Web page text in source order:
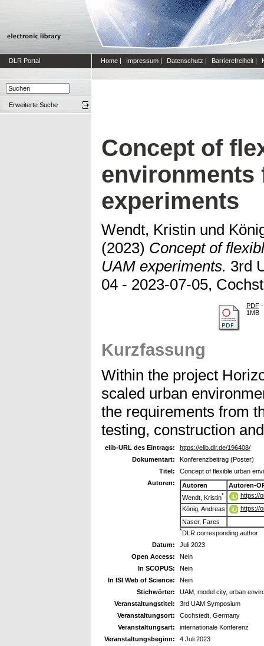
DLR Portal Home | Impressum | Datenschutz | Barrierefreiheit |
Erweiterte Suche
Concept of
environments
experiments
Wendt, Kristin und
(2023) Concept of
UAM experiments. 3rd
04 - 2023-07-05,
PDF-
1MB
Kurzfassung
Within the project
scaled urban
the requirements from
testing, construction
elib-URL des Eintrags:
https://elib.dlr.de/196408/
Dokumentart:
Konferenzbeitrag (Poster)
Titel:
Concept of flexible urban
Autoren:
Autoren
Autoren-
Wendt, Kristin*
https://
König, Andreas
https://
Naser, Fares
*DLR corresponding author
Datum:
Juli 2023
Open Access:
Nein
In SCOPUS:
Nein
In ISI Web of Science:
Nein
Stichwörter:
UAM, model city, urban
Veranstaltungstitel:
3rd UAM Symposium
Veranstaltungsort:
Cochstedt, Germany
Veranstaltungsart:
internationale Konferenz
Veranstaltungsbeginn:
4 Juli 2023